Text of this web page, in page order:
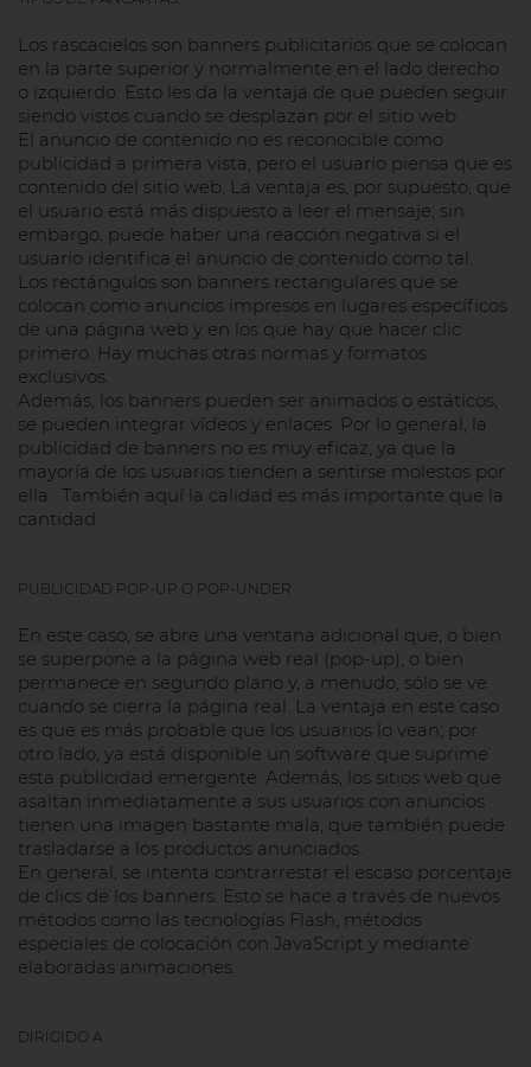
Los rascacielos son banners publicitarios que se colocan
en la parte superior y normalmente en el lado derecho
o izquierdo. Esto les da la ventaja de que pueden seguir
siendo vistos cuando se desplazan por el sitio web.
El anuncio de contenido no es reconocible como
publicidad a primera vista, pero el usuario piensa que es
contenido del sitio web. La ventaja es, por supuesto, que
el usuario está más dispuesto a leer el mensaje; sin
embargo, puede haber una reacción negativa si el
usuario identifica el anuncio de contenido como tal.
Los rectángulos son banners rectangulares que se
colocan como anuncios impresos en lugares específicos
de una página web y en los que hay que hacer clic
primero. Hay muchas otras normas y formatos
exclusivos.
Además, los banners pueden ser animados o estáticos,
se pueden integrar vídeos y enlaces. Por lo general, la
publicidad de banners no es muy eficaz, ya que la
mayoría de los usuarios tienden a sentirse molestos por
ella. También aquí la calidad es más importante que la
cantidad.
PUBLICIDAD POP-UP O POP-UNDER
En este caso, se abre una ventana adicional que, o bien
se superpone a la página web real (pop-up), o bien
permanece en segundo plano y, a menudo, sólo se ve
cuando se cierra la página real. La ventaja en este caso
es que es más probable que los usuarios lo vean; por
otro lado, ya está disponible un software que suprime
esta publicidad emergente. Además, los sitios web que
asaltan inmediatamente a sus usuarios con anuncios
tienen una imagen bastante mala, que también puede
trasladarse a los productos anunciados.
En general, se intenta contrarrestar el escaso porcentaje
de clics de los banners. Esto se hace a través de nuevos
métodos como las tecnologías Flash, métodos
especiales de colocación con JavaScript y mediante
elaboradas animaciones.
DIRIGIDO A